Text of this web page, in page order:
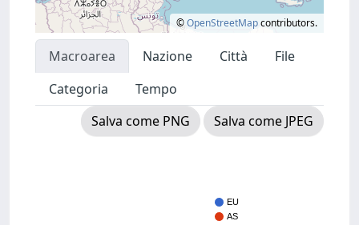
©OpenStreetMapcontributors.
Macroarea Nazione Città
File
Categoria
Tempo
Salva come PNG
Salva come JPEG
EU
AS